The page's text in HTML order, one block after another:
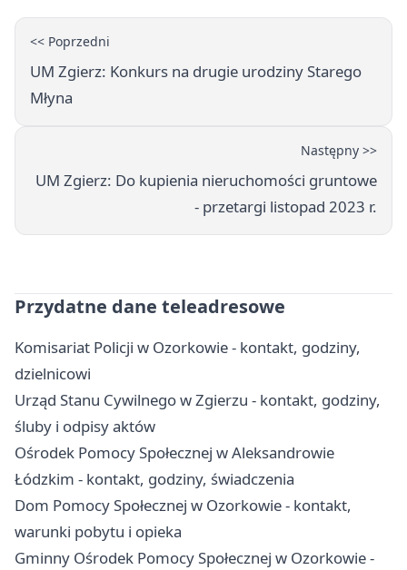
<< Poprzedni
UM Zgierz: Konkurs na drugie urodziny Starego
Młyna
Następny >>
UM Zgierz: Do kupienia nieruchomości gruntowe
- przetargi listopad 2023 r.
Przydatne dane teleadresowe
Komisariat Policji w Ozorkowie - kontakt, godziny,
dzielnicowi
Urząd Stanu Cywilnego w Zgierzu - kontakt, godziny,
śluby i odpisy aktów
Ośrodek Pomocy Społecznej w Aleksandrowie
Łódzkim - kontakt, godziny, świadczenia
Dom Pomocy Społecznej w Ozorkowie - kontakt,
warunki pobytu i opieka
Gminny Ośrodek Pomocy Społecznej w Ozorkowie -